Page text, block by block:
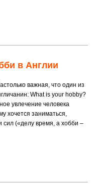
в Англии
важная, что один из
What is your hobby?
увлечение человека
хочется заниматься,
(«делу время, а хобби –